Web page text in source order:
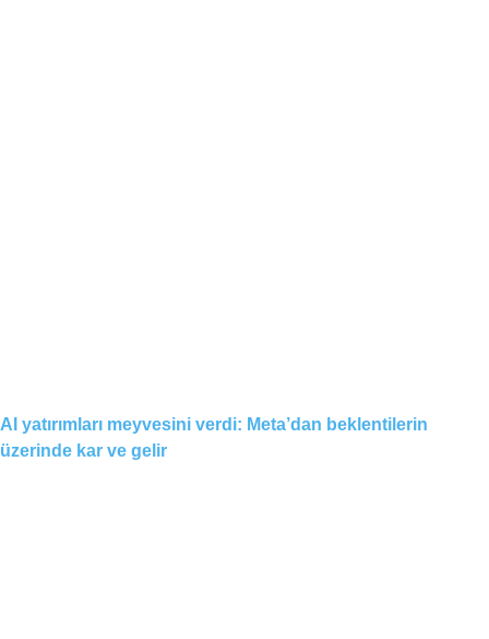
AI yatırımları meyvesini verdi: Meta’dan beklentilerin
üzerinde kar ve gelir